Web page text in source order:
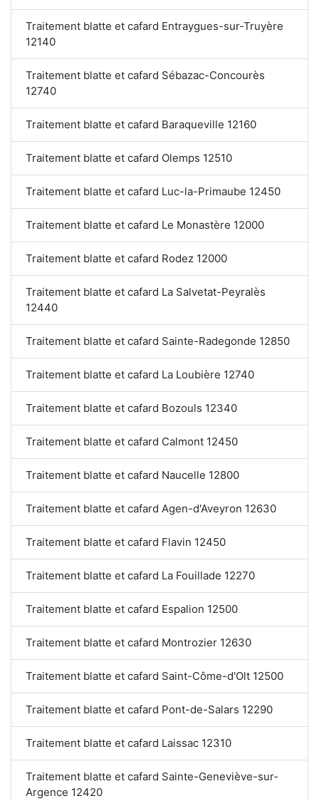
Traitement blatte et cafard Entraygues-sur-Truyère
12140
Traitement blatte et cafard Sébazac-Concourès
12740
Traitement blatte et cafard Baraqueville 12160
Traitement blatte et cafard Olemps 12510
Traitement blatte et cafard Luc-la-Primaube 12450
Traitement blatte et cafard Le Monastère 12000
Traitement blatte et cafard Rodez 12000
Traitement blatte et cafard La Salvetat-Peyralès
12440
Traitement blatte et cafard Sainte-Radegonde 12850
Traitement blatte et cafard La Loubière 12740
Traitement blatte et cafard Bozouls 12340
Traitement blatte et cafard Calmont 12450
Traitement blatte et cafard Naucelle 12800
Traitement blatte et cafard Agen-d'Aveyron 12630
Traitement blatte et cafard Flavin 12450
Traitement blatte et cafard La Fouillade 12270
Traitement blatte et cafard Espalion 12500
Traitement blatte et cafard Montrozier 12630
Traitement blatte et cafard Saint-Côme-d'Olt 12500
Traitement blatte et cafard Pont-de-Salars 12290
Traitement blatte et cafard Laissac 12310
Traitement blatte et cafard Sainte-Geneviève-sur-
Argence 12420